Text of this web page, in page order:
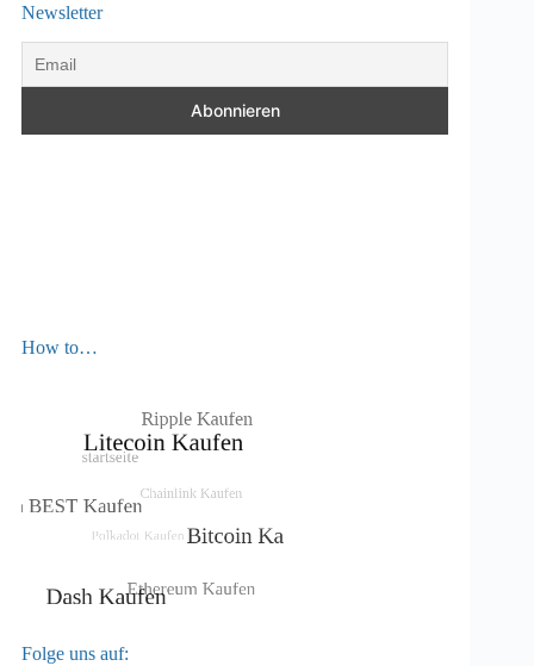
Newsletter
How to…
Folge uns auf: